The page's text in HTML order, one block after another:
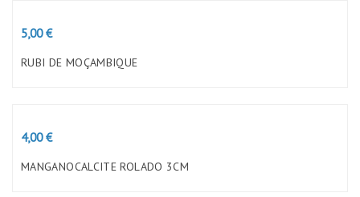
Preço
5,00 €
RUBI DE MOÇAMBIQUE
Preço
4,00 €
MANGANOCALCITE ROLADO 3CM